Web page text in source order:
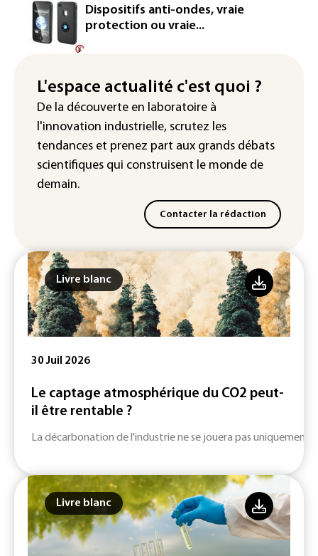
Washington étend le contrôle des
réseaux sociaux des étrangers
demandeurs de visas
cyberattaque
Enquête ouverte après la fuite des
données de 300.000 clients
d'Intermarché
Dispositifs anti-ondes, vraie
protection ou vraie...
L'espace actualité c'est quoi ?
De la découverte en laboratoire à
l'innovation industrielle, scrutez les
tendances et prenez part aux grands débats
scientifiques qui construisent le monde de
demain.
Contacter la rédaction
Livre blanc
30 Juil 2026
Le captage atmosphérique du CO2 peut-
il être rentable ?
La décarbonation de l'industrie ne se jouera pas uniquement
Livre blanc